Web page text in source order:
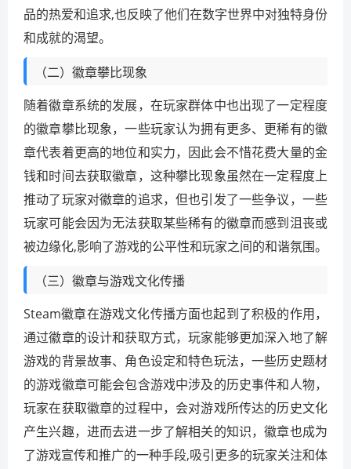
品的热爱和追求,也反映了他们在数字世界中对独特身份
和成就的渴望。
（二）徽章攀比现象
随着徽章系统的发展，在玩家群体中也出现了一定程度
的徽章攀比现象，一些玩家认为拥有更多、更稀有的徽
章代表着更高的地位和实力，因此会不惜花费大量的金
钱和时间去获取徽章，这种攀比现象虽然在一定程度上
推动了玩家对徽章的追求，但也引发了一些争议，一些
玩家可能会因为无法获取某些稀有的徽章而感到沮丧或
被边缘化,影响了游戏的公平性和玩家之间的和谐氛围。
（三）徽章与游戏文化传播
Steam徽章在游戏文化传播方面也起到了积极的作用，
通过徽章的设计和获取方式，玩家能够更加深入地了解
游戏的背景故事、角色设定和特色玩法，一些历史题材
的游戏徽章可能会包含游戏中涉及的历史事件和人物，
玩家在获取徽章的过程中，会对游戏所传达的历史文化
产生兴趣，进而去进一步了解相关的知识，徽章也成为
了游戏宣传和推广的一种手段,吸引更多的玩家关注和体